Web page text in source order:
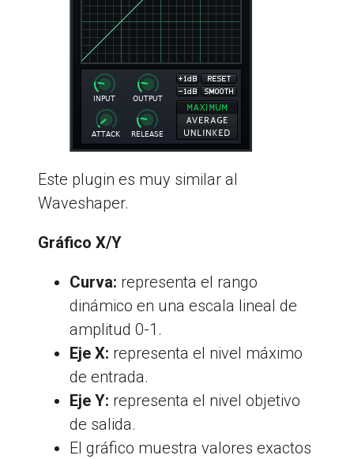
Este plugin es muy similar al
Waveshaper.
Gráfico X/Y
Curva: representa el rango
dinámico en una escala lineal de
amplitud 0-1.
Eje X: representa el nivel máximo
de entrada.
Eje Y: representa el nivel objetivo
de salida.
El gráfico muestra valores exactos